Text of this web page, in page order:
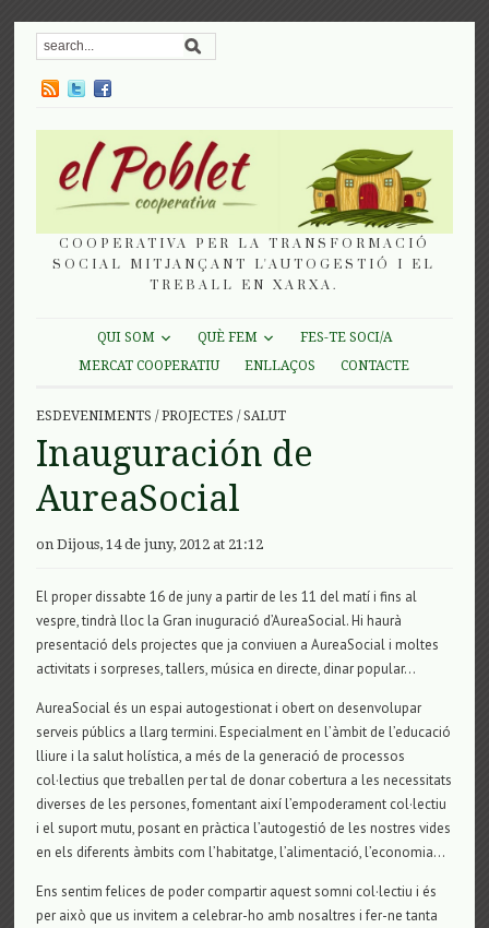
COOPERATIVA PER LA TRANSFORMACIÓ
SOCIAL MITJANÇANT L'AUTOGESTIÓ I EL
TREBALL EN XARXA.
QUI SOM QUÈ FEM
FES-TE SOCI/A
MERCAT COOPERATIU
ENLLAÇOS CONTACTE
ESDEVENIMENTS /PROJECTES /SALUT
Inauguración de
AureaSocial
on Dijous, 14 de juny, 2012 at 21:12
El proper dissabte 16 de juny a partir de les 11 del matí i fins al
vespre, tindrà lloc la Gran inuguració d’AureaSocial. Hi haurà
presentació dels projectes que ja conviuen a AureaSocial i moltes
activitats i sorpreses, tallers, música en directe, dinar popular…
AureaSocial és un espai autogestionat i obert on desenvolupar
serveis públics a llarg termini. Especialment en l’àmbit de l’educació
lliure i la salut holística, a més de la generació de processos
col·lectius que treballen per tal de donar cobertura a les necessitats
diverses de les persones, fomentant així l’empoderament col·lectiu
i el suport mutu, posant en pràctica l’autogestió de les nostres vides
en els diferents àmbits com l’habitatge, l’alimentació, l’economia…
Ens sentim felices de poder compartir aquest somni col·lectiu i és
per això que us invitem a celebrar-ho amb nosaltres i fer-ne tanta